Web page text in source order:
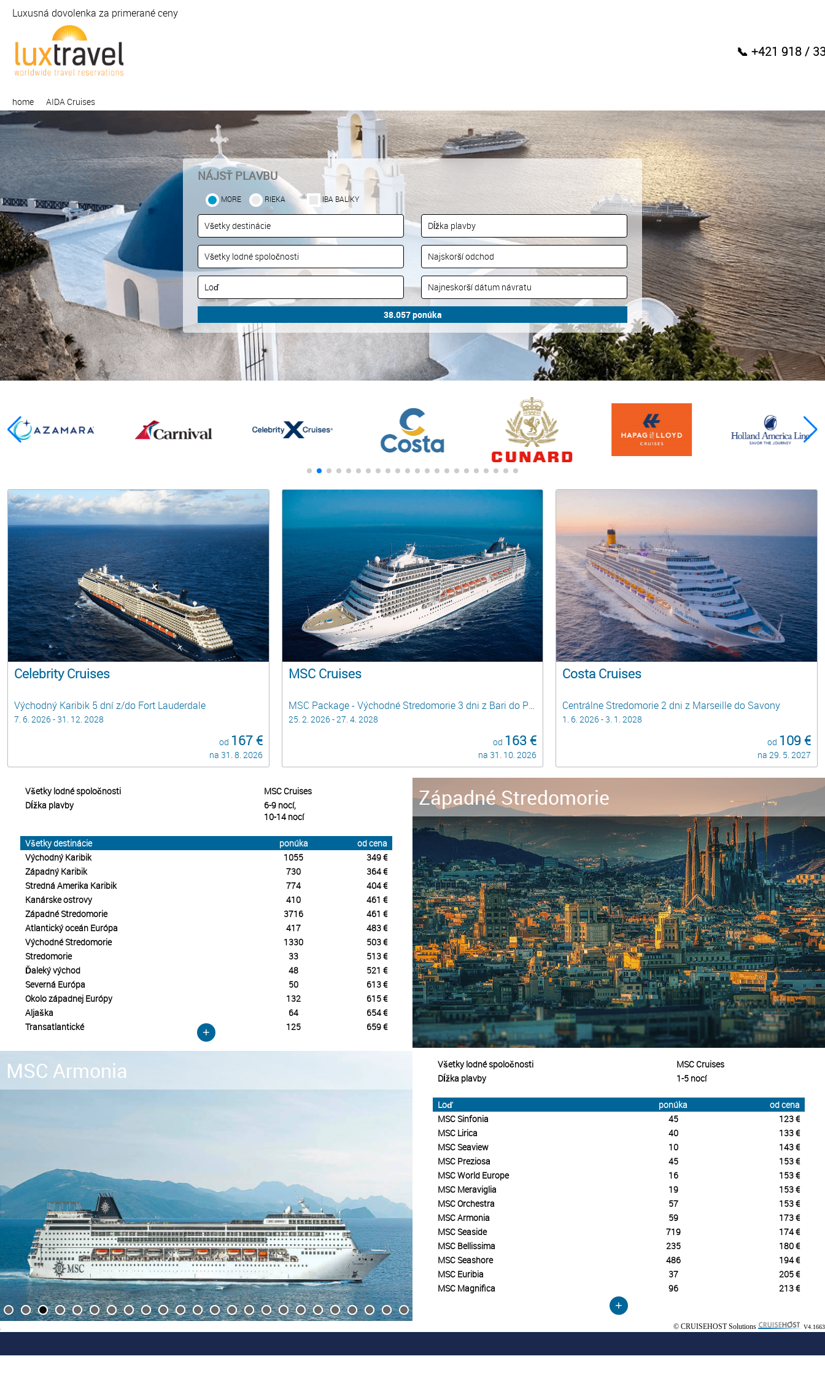
home AIDA Cruises
📞 +421 918 /
Luxusná dovolenka za primerané ceny
NÁJSŤ PLAVBU
MORE RIEKA IBA BALÍKY
Celebrity Cruises
Východný Karibik 5 dní z/do Fort Lauderdale
7. 6. 2026 - 31. 12. 2028
od 167 €
na 31. 8. 2026
MSC Cruises
MSC Package - Východné Stredomorie 3 dni z Bari do Pirea, Atén - HOLIDAY BREAKS
25. 2. 2026 - 27. 4. 2028
od 163 €
na 31. 10. 2026
Costa Cruises
Centrálne Stredomorie 2 dni z Marseille do Savony
1. 6. 2026 - 3. 1. 2028
od 109 €
na 29. 5. 2027
Všetky lodné spoločnosti
MSC Cruises
Dĺžka plavby
6-9 nocí,
10-14 nocí
Všetky destinácie ponúka
od cena
Východný Karibik
1055
349 €
Západný Karibik
730
364 €
Stredná Amerika Karibik
774
404 €
Kanárske ostrovy
410
461 €
Západné Stredomorie
3716
461 €
Atlantický oceán Európa
417
483 €
Východné Stredomorie
1330
503 €
Stredomorie
33
513 €
Ďaleký východ
48
521 €
Severná Európa
50
613 €
Okolo západnej Európy
132
615 €
Aljaška
64
654 €
Transatlantické
125 659 €
+
Západné Stredomorie
MSC Armonia Všetky lodné spoločnosti
MSC Cruises
Dĺžka plavby
1-5 nocí
Loď ponúka
od cena
MSC Sinfonia
45
123 €
MSC Lirica
40
133 €
MSC Seaview
10
143 €
MSC Preziosa
45
153 €
MSC World Europe
16
153 €
MSC Meraviglia
19
153 €
MSC Orchestra
57
153 €
MSC Armonia
59
173 €
MSC Seaside
719
174 €
MSC Bellissima
235
180 €
MSC Seashore
486
194 €
MSC Euribia
37
205 €
MSC Magnifica
96 213 €
+
© CRUISEHOST Solutions V4.1663